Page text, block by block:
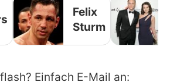
Felix
Sturm
Einfach E-Mail an: